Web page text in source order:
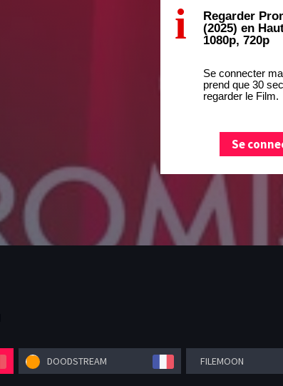
i
Regarder
(2025) en
1080p, 720p
Se connecter
prend que 30
regarder le Film.
Se
DOODSTREAM FILEMOON